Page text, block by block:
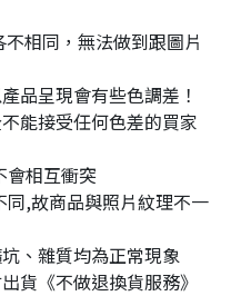
相同，無法做到跟圖片
品呈現會有些色調差！
能接受任何色差的買家
會相互衝突
,故商品與照片紋理不一
、雜質均為正常現象
貨《不做退換貨服務》